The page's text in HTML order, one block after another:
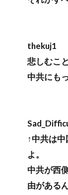
thekuj1
悲しむこ
中共にも
↑中共は
よ。
中共が西
由があるん